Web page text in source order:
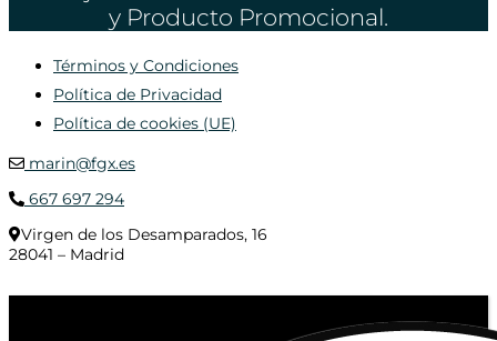
y Producto Promocional.
Términos y Condiciones
Política de Privacidad
Política de cookies (UE)
marin@fgx.es
667 697 294
Virgen de los Desamparados, 16
28041 – Madrid